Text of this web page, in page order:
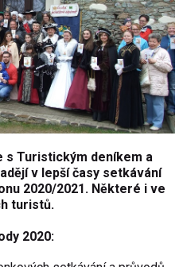
s Turistickým deníkem a
v lepší časy setkávání
2020/2021. Některé i ve
turistů.
2020: